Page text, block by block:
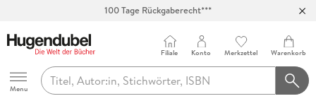
100 Tage Rückgaberecht***
Hugendubel
Menu
Filiale Konto Merkzettel Warenkorb